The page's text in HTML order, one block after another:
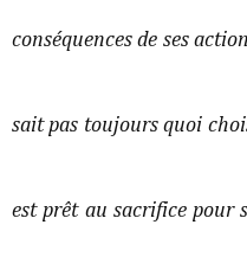
conséquences de ses
sait pas toujours quoi
est prêt au sacrifice pour